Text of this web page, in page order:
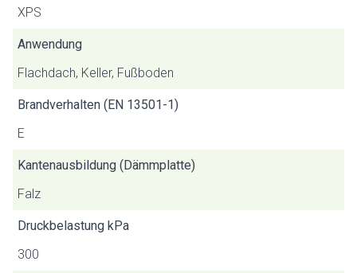
XPS
Anwendung
Flachdach, Keller, Fußboden
Brandverhalten (EN 13501-1)
E
Kantenausbildung (Dämmplatte)
Falz
Druckbelastung kPa
300